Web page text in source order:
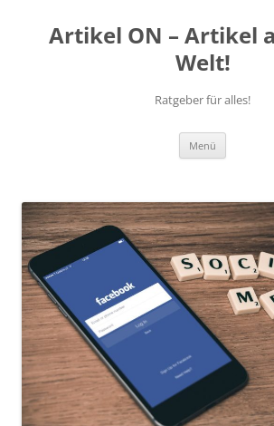
Artikel ON – Artikel
Welt!
Ratgeber für alles!
Menü